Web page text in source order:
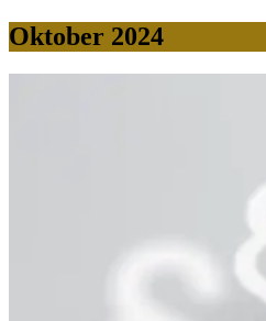
Oktober 2024